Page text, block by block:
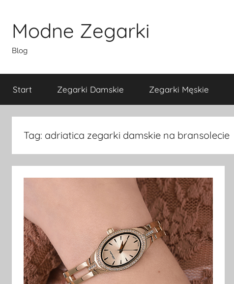
treściModne Zegarki
Blog
Start Zegarki Damskie Zegarki Męskie
Tag: adriatica zegarki damskie na bransolecie